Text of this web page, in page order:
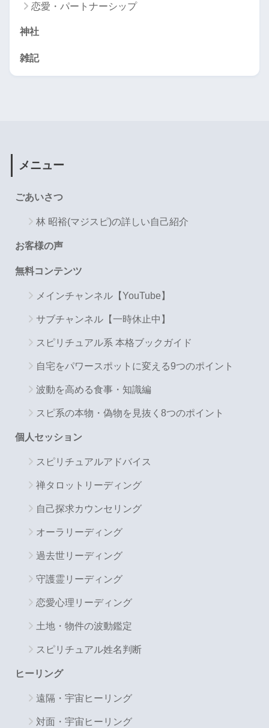
恋愛・パートナーシップ
神社
雑記
メニュー
ごあいさつ
林 昭裕(マジスピ)の詳しい自己紹介
お客様の声
無料コンテンツ
メインチャンネル【YouTube】
サブチャンネル【一時休止中】
スピリチュアル系 本格ブックガイド
自宅をパワースポットに変える9つのポイント
波動を高める食事・知識編
スピ系の本物・偽物を見抜く8つのポイント
個人セッション
スピリチュアルアドバイス
禅タロットリーディング
自己探求カウンセリング
オーラリーディング
過去世リーディング
守護霊リーディング
恋愛心理リーディング
土地・物件の波動鑑定
スピリチュアル姓名判断
ヒーリング
遠隔・宇宙ヒーリング
対面・宇宙ヒーリング